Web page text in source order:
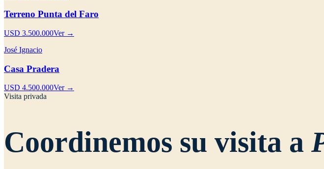
Terreno Punta del Faro
USD 3.500.000Ver →
José Ignacio
Casa Pradera
USD 4.500.000Ver →
Visita privada
Coordinemos su visita a